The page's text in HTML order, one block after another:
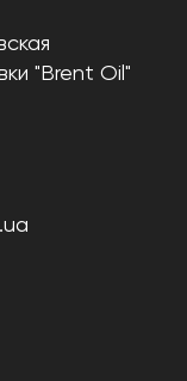
"Brent Oil"